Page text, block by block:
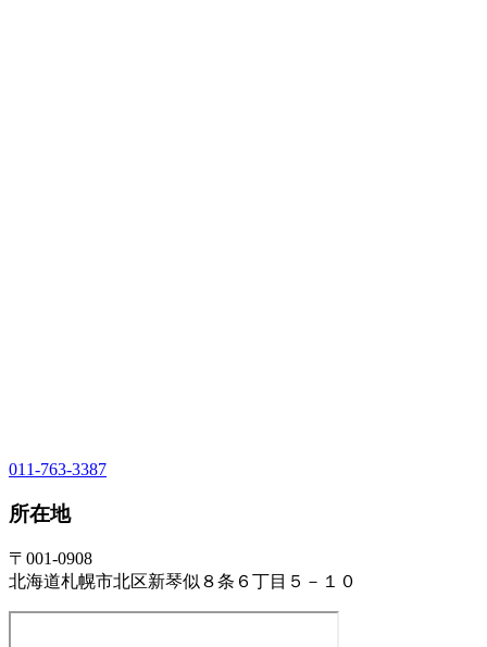
011-763-3387
所在地
〒001-0908
北海道札幌市北区新琴似８条６丁目５－１０